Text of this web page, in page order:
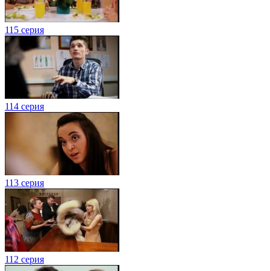
115 серия
114 серия
113 серия
112 серия